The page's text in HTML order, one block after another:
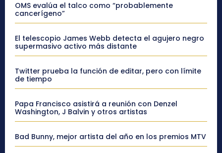
OMS evalúa el talco como “probablemente
cancerígeno”
El telescopio James Webb detecta el agujero negro
supermasivo activo más distante
Twitter prueba la función de editar, pero con límite
de tiempo
Papa Francisco asistirá a reunión con Denzel
Washington, J Balvin y otros artistas
Bad Bunny, mejor artista del año en los premios MTV